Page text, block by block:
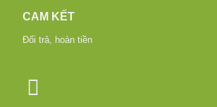
CAM KẾT
Đổi trả, hoàn tiền